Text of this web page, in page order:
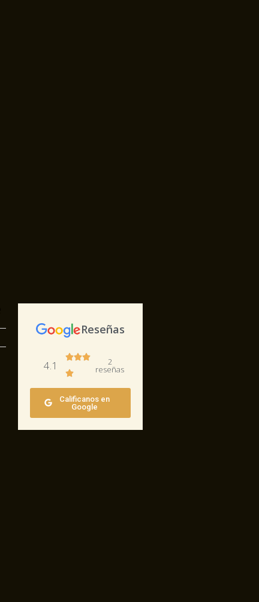
Reseñas
4.1 2
reseñas
Calificanos en
Google